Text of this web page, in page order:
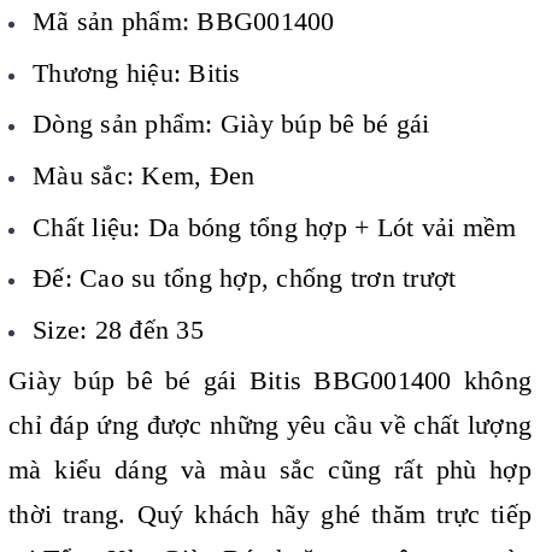
Mã sản phẩm: BBG001400
Thương hiệu: Bitis
Dòng sản phẩm: Giày búp bê bé gái
Màu sắc: Kem, Đen
Chất liệu: Da bóng tổng hợp + Lót vải mềm
Đế: Cao su tổng hợp, chống trơn trượt
Size: 28 đến 35
Giày búp bê bé gái Bitis BBG001400 không
chỉ đáp ứng được những yêu cầu về chất lượng
mà kiểu dáng và màu sắc cũng rất phù hợp
thời trang. Quý khách hãy ghé thăm trực tiếp